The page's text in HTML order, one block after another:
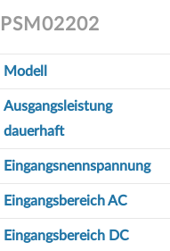
PSM02202
Modell
Ausgangsleistung
dauerhaft
Eingangsnennspannung
Eingangsbereich AC
Eingangsbereich DC